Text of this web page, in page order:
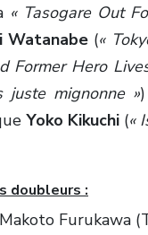
« Tasogare Out
Watanabe («
Former Hero
juste mignonne »
Yoko Kikuchi(«
doubleurs :
Furukawa